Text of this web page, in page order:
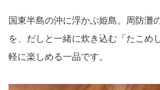
地域から探す
北海道 東北
国東半島の沖に浮かぶ姫島。周防灘
を、だしと一緒に炊き込む「たこめ
軽に楽しめる一品です。